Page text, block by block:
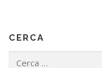
CERCA